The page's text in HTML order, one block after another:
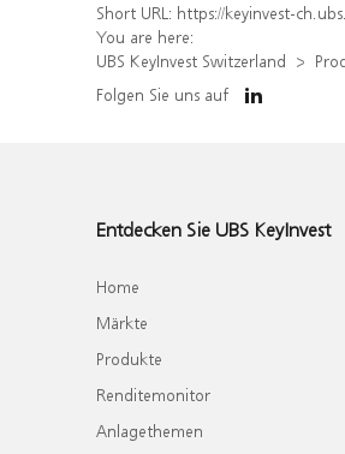
Short URL: https://keyinvest-ch.ubs.com/produkt/detail/
You are here:
UBS KeyInvest Switzerland
Folgen Sie uns auf
Entdecken Sie UBS KeyInvest
Home
Märkte
Produkte
Renditemonitor
Anlagethemen